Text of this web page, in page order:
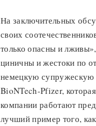
На заключительных
своих
только опасны и
циничны и жестоки по
немецкую
BioNTech-Pfizer,
компании работают
лучший пример того,